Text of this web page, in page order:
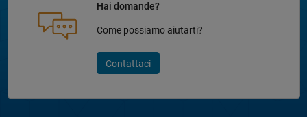
Hai domande?
Come possiamo aiutarti?
Contattaci